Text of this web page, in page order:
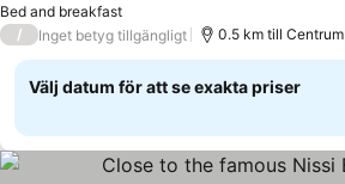
Bed and breakfast
/ Inget betyg tillgängligt 0.5 km till Centrum
Välj datum för att se exakta priser